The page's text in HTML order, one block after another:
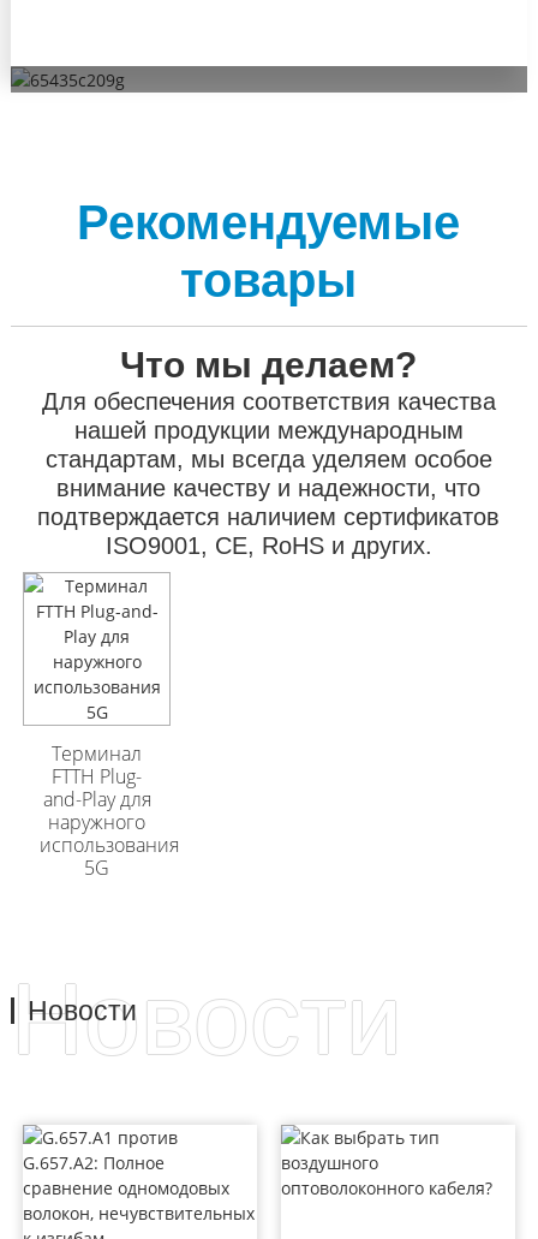
Рекомендуемые
товары
Что мы делаем?
Для обеспечения соответствия качества
нашей продукции международным
стандартам, мы всегда уделяем особое
внимание качеству и надежности, что
подтверждается наличием сертификатов
ISO9001, CE, RoHS и других.
Терминал
FTTH Plug-
and-Play для
наружного
использования
5G
Бронированный
оптический кабель
GYFTA53 для
наружного
применения, 96
жил
Бронированный
оптический кабель
GYFTA53 для
наружного
применения, 96
жил
Новости
Новости